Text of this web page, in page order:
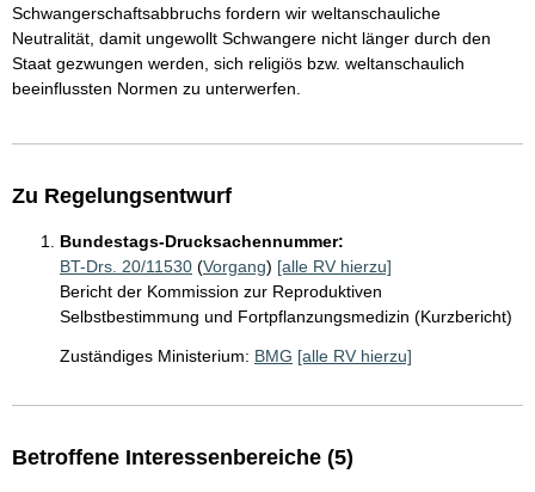
Schwangerschaftsabbruchs fordern wir weltanschauliche
Neutralität, damit ungewollt Schwangere nicht länger durch den
Staat gezwungen werden, sich religiös bzw. weltanschaulich
beeinflussten Normen zu unterwerfen.
Zu Regelungsentwurf
Bundestags-Drucksachennummer:
BT-Drs. 20/11530 (Vorgang) [alle RV hierzu]
Bericht der Kommission zur Reproduktiven
Selbstbestimmung und Fortpflanzungsmedizin (Kurzbericht)
Zuständiges Ministerium: BMG [alle RV hierzu]
Betroffene Interessenbereiche (5)